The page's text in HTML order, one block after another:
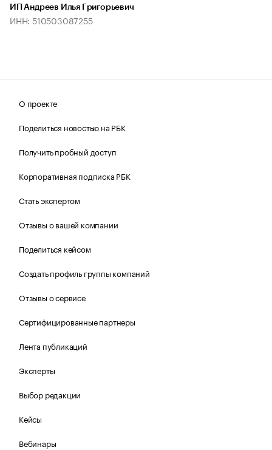
ИП Андреев Илья Григорьевич
ИНН: 510503087255
О проекте
Поделиться новостью на РБК
Получить пробный доступ
Корпоративная подписка РБК
Стать экспертом
Отзывы о вашей компании
Поделиться кейсом
Создать профиль группы компаний
Отзывы о сервисе
Сертифицированные партнеры
Лента публикаций
Эксперты
Выбор редакции
Кейсы
Вебинары